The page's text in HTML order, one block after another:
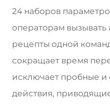
24 наборов
операторам вызывать
рецепты одной
сокращает время
исключает пробные
действия,